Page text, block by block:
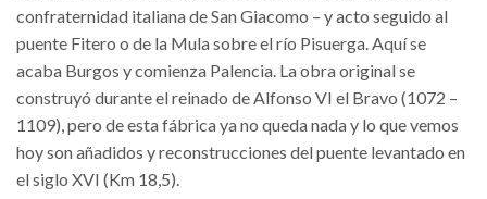
confraternidad italiana de San Giacomo – y acto seguido al
puente Fitero o de la Mula sobre el río Pisuerga. Aquí se
acaba Burgos y comienza Palencia. La obra original se
construyó durante el reinado de Alfonso VI el Bravo (1072 –
1109), pero de esta fábrica ya no queda nada y lo que vemos
hoy son añadidos y reconstrucciones del puente levantado en
el siglo XVI (Km 18,5).